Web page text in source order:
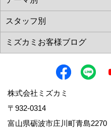
株式会社ミズカミ
〒932-0314
富山県砺波市庄川町青島2270